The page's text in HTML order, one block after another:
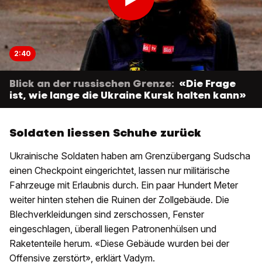
2:40
Blick an der russischen Grenze: «Die Frage
ist, wie lange die Ukraine Kursk halten kann»
Soldaten liessen Schuhe zurück
Ukrainische Soldaten haben am Grenzübergang Sudscha
einen Checkpoint eingerichtet, lassen nur militärische
Fahrzeuge mit Erlaubnis durch. Ein paar Hundert Meter
weiter hinten stehen die Ruinen der Zollgebäude. Die
Blechverkleidungen sind zerschossen, Fenster
eingeschlagen, überall liegen Patronenhülsen und
Raketenteile herum. «Diese Gebäude wurden bei der
Offensive zerstört», erklärt Vadym.